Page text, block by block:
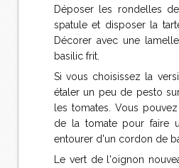
Déposer les rondelles
spatule et disposer la
Décorer avec une
basilic frit.
Si vous choisissez la
étaler un peu de pesto
les tomates. Vous
de la tomate pour faire
entourer d'un cordon de
Le vert de l'oignon